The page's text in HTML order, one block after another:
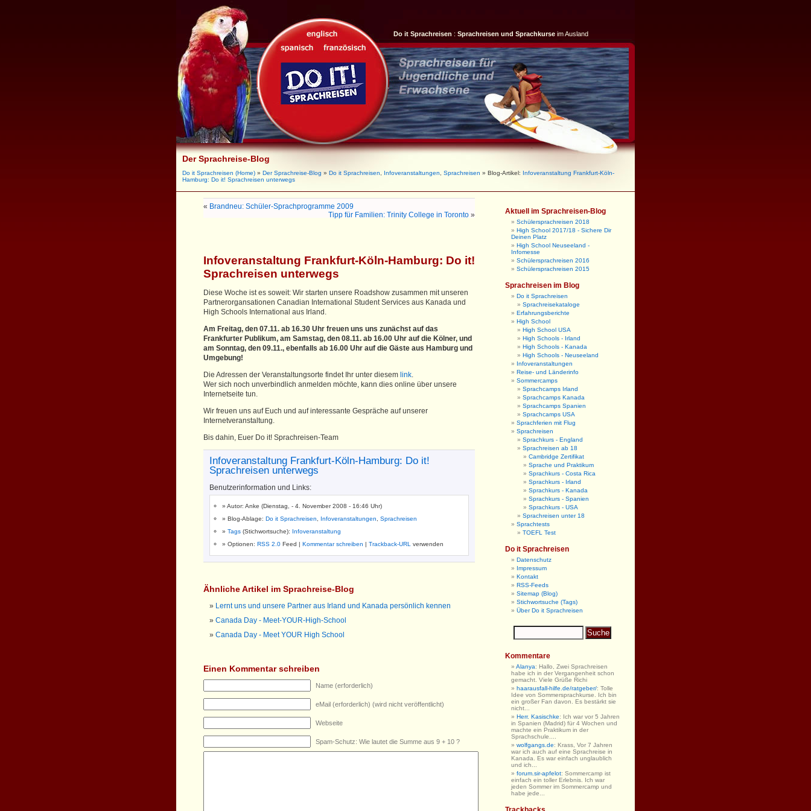
Do it Sprachreisen : Sprachreisen und Sprachkurse im Ausland
Der Sprachreise-Blog
Do it Sprachreisen (Home) » Der Sprachreise-Blog » Do it Sprachreisen Infoveranstaltungen Sprachreisen » Blog-Artikel: Infoveranstaltung Frankfurt-Köln-
Hamburg: Do it! Sprachreisen unterwegs
« Brandneu: Schüler-Sprachprogramme 2009
Tipp für Familien: Trinity College in Toronto »
Infoveranstaltung Frankfurt-Köln-Hamburg: Do it!
Sprachreisen unterwegs
Diese Woche ist es soweit: Wir starten unsere Roadshow zusammen mit unseren
Partnerorgansationen Canadian International Student Services aus Kanada und
High Schools International aus Irland.
Am Freitag, den 07.11. ab 16.30 Uhr freuen uns uns zunächst auf das
Frankfurter Publikum, am Samstag, den 08.11. ab 16.00 Uhr auf die Kölner, und
am Sonntag, den 09.11., ebenfalls ab 16.00 Uhr auf die Gäste aus Hamburg und
Umgebung!
Die Adressen der Veranstaltungsorte findet Ihr unter diesem link.
Wer sich noch unverbindlich anmelden möchte, kann dies online über unsere
Internetseite tun.
Wir freuen uns auf Euch und auf interessante Gespräche auf unserer
Internetveranstaltung.
Bis dahin, Euer Do it! Sprachreisen-Team
Infoveranstaltung Frankfurt-Köln-Hamburg: Do it!
Sprachreisen unterwegs
Benutzerinformation und Links:
Autor: Anke (Dienstag, - 4. November 2008 - 16:46 Uhr)
Blog-Ablage: Do it Sprachreisen Infoveranstaltungen
Sprachreisen
Tags (Stichwortsuche): Infoveranstaltung
Optionen: RSS 2.0 Feed | Kommentar schreiben | Trackback-URL verwenden
Ähnliche Artikel im Sprachreise-Blog
Lernt uns und unsere Partner aus Irland und Kanada persönlich kennen
Canada Day - Meet-YOUR-High-School
Canada Day - Meet YOUR High School
Einen Kommentar schreiben
Name (erforderlich)
eMail (erforderlich) (wird nicht veröffentlicht)
Webseite
Spam-Schutz: Wie lautet die Summe aus 9 + 10 ?
Aktuell im Sprachreisen-Blog
Schülersprachreisen 2018
High School 2017/18 - Sichere Dir
Deinen Platz
High School Neuseeland -
Infomesse
Schülersprachreisen 2016
Schülersprachreisen 2015
Sprachreisen im Blog
Do it Sprachreisen
Sprachreisekataloge
Erfahrungsberichte
High School
High School USA
High Schools - Irland
High Schools - Kanada
High Schools - Neuseeland
Infoveranstaltungen
Reise- und Länderinfo
Sommercamps
Sprachcamps Irland
Sprachcamps Kanada
Sprachcamps Spanien
Sprachcamps USA
Sprachferien mit Flug
Sprachreisen
Sprachkurs - England
Sprachreisen ab 18
Cambridge Zertifikat
Sprache und Praktikum
Sprachkurs - Costa Rica
Sprachkurs - Irland
Sprachkurs - Kanada
Sprachkurs - Spanien
Sprachkurs - USA
Sprachreisen unter 18
Sprachtests
TOEFL Test
Do it Sprachreisen
Datenschutz
Impressum
Kontakt
RSS-Feeds
Sitemap (Blog)
Stichwortsuche (Tags)
Über Do it Sprachreisen
Kommentare
Alanya: Hallo, Zwei Sprachreisen
habe ich in der Vergangenheit schon
gemacht. Viele Grüße Richi
haarausfall-hilfe.de/ratgeber/: Tolle
Idee von Sommersprachkurse. Ich bin
ein großer Fan davon. Es bestärkt sie
nicht...
Herr. Kasischke: Ich war vor 5 Jahren
in Spanien (Madrid) für 4 Wochen und
machte ein Praktikum in der
Sprachschule....
wolfgangs.de: Krass, Vor 7 Jahren
war ich auch auf eine Sprachreise in
Kanada. Es war einfach unglaublich
und ich...
forum.sir-apfelot: Sommercamp ist
einfach ein toller Erlebnis. Ich war
jeden Sommer im Sommercamp und
habe jede...